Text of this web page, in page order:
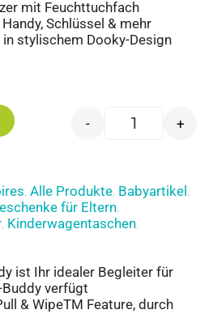
mit Feuchttuchfach
Schlüssel & mehr
stylischem Dooky-Design
- +
, Alle Produkte, Babyartikel ,
für Eltern,
, Kinderwagentaschen,
ist Ihr idealer Begleiter für
verfügt
& WipeTM Feature, durch